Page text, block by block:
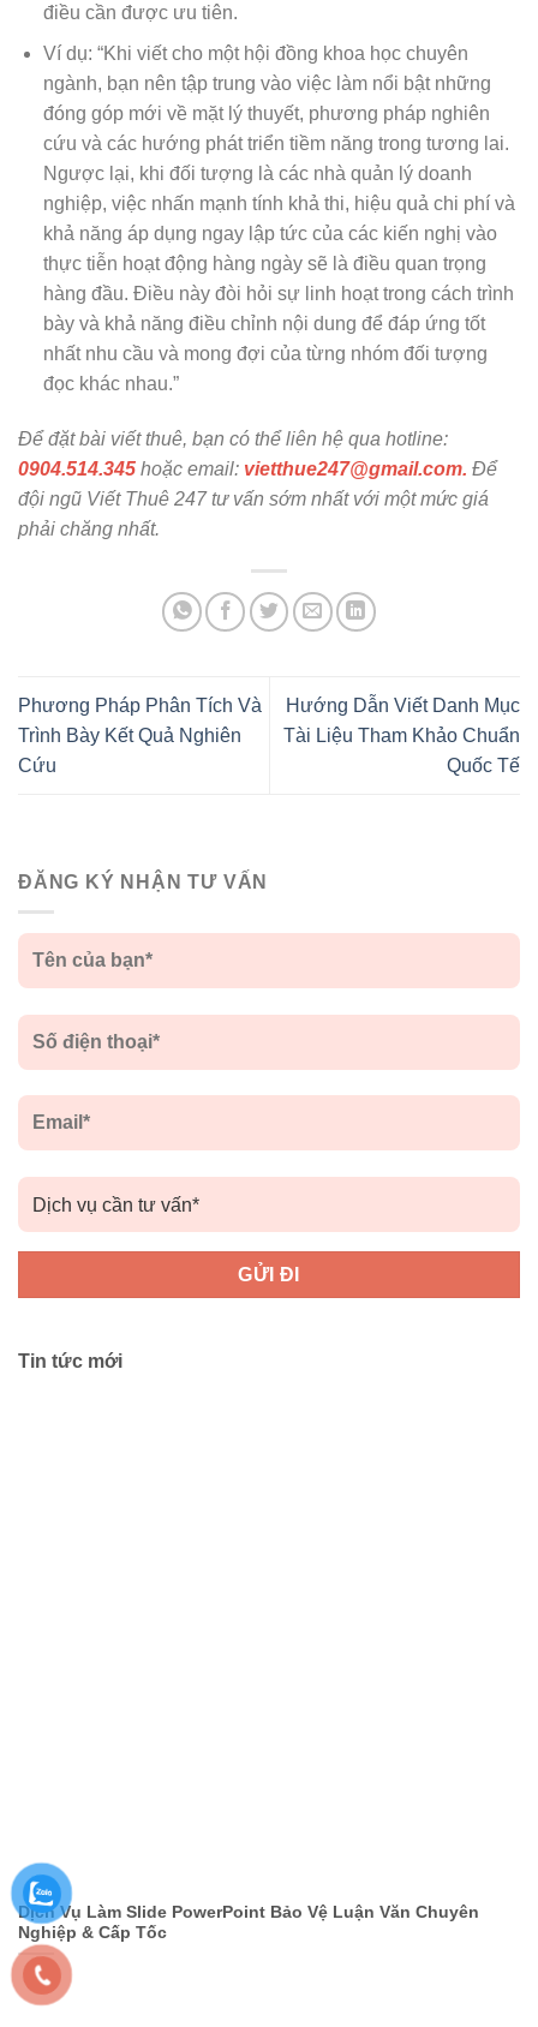
điều cần được ưu tiên.
Ví dụ: “Khi viết cho một hội đồng khoa học chuyên
ngành, bạn nên tập trung vào việc làm nổi bật những
đóng góp mới về mặt lý thuyết, phương pháp nghiên
cứu và các hướng phát triển tiềm năng trong tương lai.
Ngược lại, khi đối tượng là các nhà quản lý doanh
nghiệp, việc nhấn mạnh tính khả thi, hiệu quả chi phí và
khả năng áp dụng ngay lập tức của các kiến nghị vào
thực tiễn hoạt động hàng ngày sẽ là điều quan trọng
hàng đầu. Điều này đòi hỏi sự linh hoạt trong cách trình
bày và khả năng điều chỉnh nội dung để đáp ứng tốt
nhất nhu cầu và mong đợi của từng nhóm đối tượng
đọc khác nhau.”
Để đặt bài viết thuê, bạn có thể liên hệ qua hotline:
0904.514.345 hoặc email: vietthue247@gmail.com. Để
đội ngũ Viết Thuê 247 tư vấn sớm nhất với một mức giá
phải chăng nhất.
Phương Pháp Phân Tích Và
Trình Bày Kết Quả Nghiên
Cứu
Hướng Dẫn Viết Danh Mục
Tài Liệu Tham Khảo Chuẩn
Quốc Tế
ĐĂNG KÝ NHẬN TƯ VẤN
Tin tức mới
Dịch Vụ Làm Slide PowerPoint Bảo Vệ Luận Văn Chuyên
Nghiệp & Cấp Tốc